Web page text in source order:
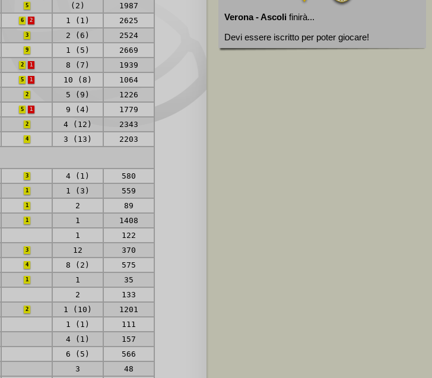
5 (2)
1987
6 2 1 (1)
2625
3 2 (6)
2524
9 1 (5)
2669
2 1 8 (7)
1939
5 1 10 (8)
1064
2 5 (9)
1226
5 1 9 (4)
1779
2 4 (12)
2343
4 3 (13) 2203
3 4 (1)
580
1 1 (3)
559
1 2
89
1 1
1408
1
122
3 12
370
4 8 (2)
575
1 1
35
2
133
2 1 (10)
1201
1 (1)
111
4 (1)
157
6 (5)
566
3 48
Verona - Ascoli finirà...
Devi essere iscritto per poter giocare!